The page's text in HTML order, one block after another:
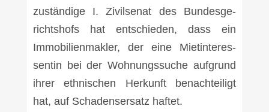
zustän­di­ge I. Zivil­se­nat des Bun­des­ge­
richts­hofs hat ent­schie­den, dass ein
Immo­bi­li­en­mak­ler, der eine Miet­in­ter­es­
sen­tin bei der Woh­nungs­su­che auf­grund
ihrer eth­ni­schen Her­kunft benach­tei­ligt
hat, auf Scha­dens­er­satz haf­tet.